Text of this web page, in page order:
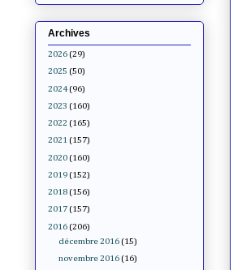
Archives
2026 (29)
2025 (50)
2024 (96)
2023 (160)
2022 (165)
2021 (157)
2020 (160)
2019 (152)
2018 (156)
2017 (157)
2016 (206)
décembre 2016 (15)
novembre 2016 (16)